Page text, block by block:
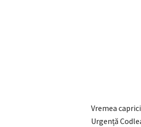
Vremea
Urgență